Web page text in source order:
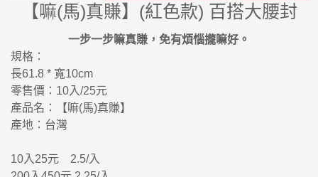
【嘛(馬)真賺】(紅色款) 百搭大腰封
一步一步嘛真賺，免有煩惱攏嘛好。
規格：
長61.8 * 寬10cm
零售價：10入/25元
產品名：【嘛(馬)真賺】
產地：台灣
10入25元 2.5/入